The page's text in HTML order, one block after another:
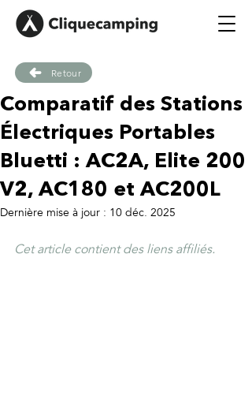
Retour
Comparatif des Stations
Électriques Portables
Bluetti : AC2A, Elite 200
V2, AC180 et AC200L
Dernière mise à jour : 10 déc. 2025
Cet article contient des liens affiliés.